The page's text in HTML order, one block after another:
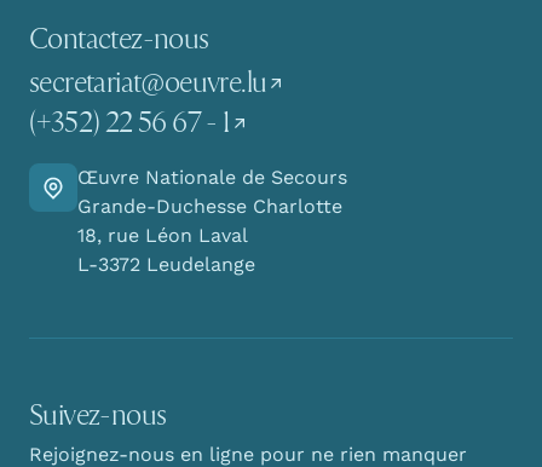
Contactez-nous
secretariat@oeuvre.lu
(+352) 22 56 67 - 1
Y allerŒuvre Nationale de Secours
Grande-Duchesse Charlotte
18, rue Léon Laval
L-3372 Leudelange
Suivez-nous
Rejoignez-nous en ligne pour ne rien manquer